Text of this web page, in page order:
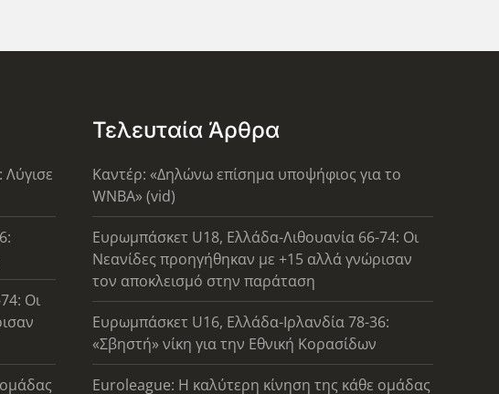
Οι
Τελευταία Άρθρα
Καντέρ: «Δηλώνω επίσημα υποψήφιος για το
WNBA» (vid)
Ευρωμπάσκετ U18, Ελλάδα-Λιθουανία 66-74: Οι
Νεανίδες προηγήθηκαν με +15 αλλά γνώρισαν
τον αποκλεισμό στην παράταση
Ευρωμπάσκετ U16, Ελλάδα-Ιρλανδία 78-36:
«Σβηστή» νίκη για την Εθνική Κορασίδων
Euroleague: Η καλύτερη κίνηση της κάθε ομάδας